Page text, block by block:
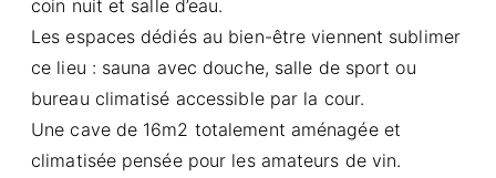
coin nuit et salle d’eau.
Les espaces dédiés au bien-être viennent sublimer
ce lieu : sauna avec douche, salle de sport ou
bureau climatisé accessible par la cour.
Une cave de 16m2 totalement aménagée et
climatisée pensée pour les amateurs de vin.